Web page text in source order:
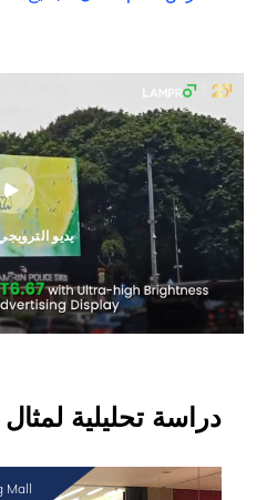
يديو الترويجي
دراسة تحليلية لمثال
Mall